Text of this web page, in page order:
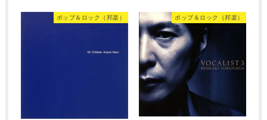
ポップ＆ロック（邦楽） ポップ＆ロック（邦楽）